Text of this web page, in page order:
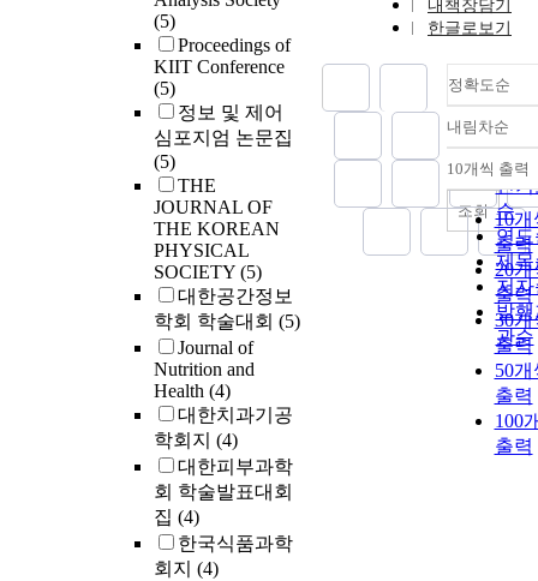
(5)
Proceedings of
KIIT Conference
(5)
정보 및 제어
심포지엄 논문집
(5)
THE
JOURNAL OF
THE KOREAN
PHYSICAL
SOCIETY (5)
대한공간정보
학회 학술대회 (5)
Journal of
Nutrition and
Health (4)
대한치과기공
학회지 (4)
대한피부과학
회 학술발표대회
집 (4)
한국식품과학
회지 (4)
내책장담기
한글로보기
정확도순
정확
순
인기
순
연도
제목
저자
발행
관순
내림차순
내
10개씩 출력
10개
출력
20개
출력
30개
출력
50개
출력
100
출력
조회